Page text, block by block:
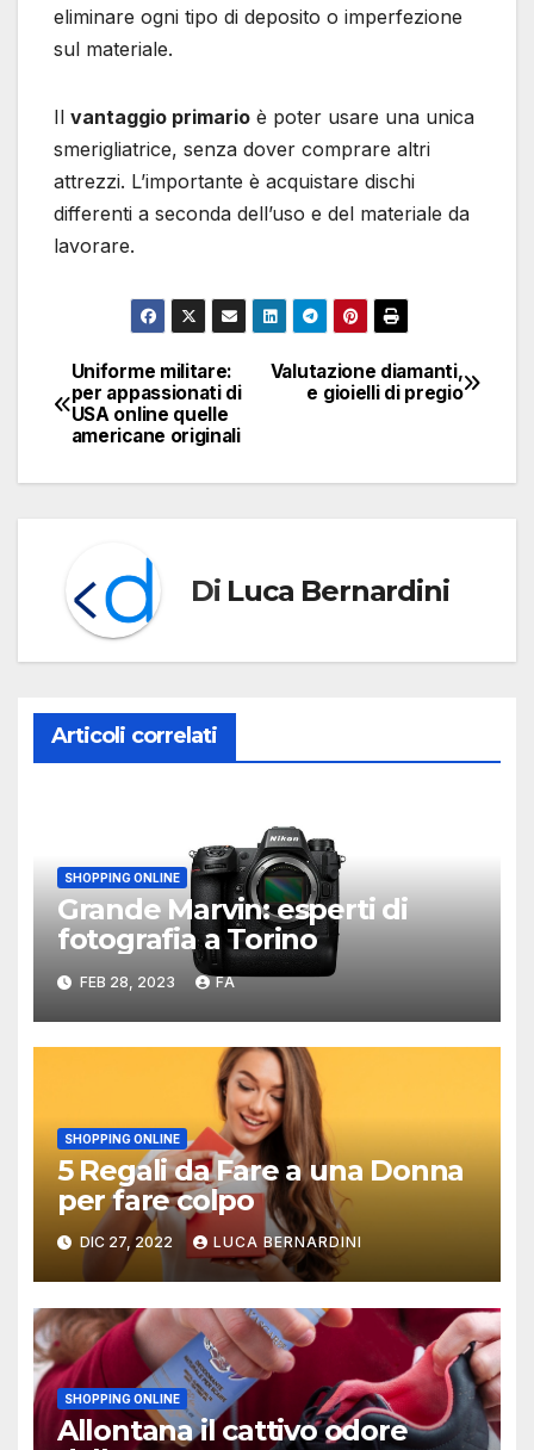
eliminare ogni tipo di deposito o imperfezione
sul materiale.
Il vantaggio primario è poter usare una unica
smerigliatrice, senza dover comprare altri
attrezzi. L’importante è acquistare dischi
differenti a seconda dell’uso e del materiale da
lavorare.
Navigazione
articoli
Valutazione diamanti,
e gioielli di pregio
Uniforme militare:
per appassionati di
USA online quelle
americane originali
Di Luca Bernardini
Articoli correlati
SHOPPING ONLINE
Grande Marvin: esperti di
fotografia a Torino
FEB 28, 2023 FA
SHOPPING ONLINE
5 Regali da Fare a una Donna
per fare colpo
DIC 27, 2022 LUCA BERNARDINI
SHOPPING ONLINE
Allontana il cattivo odore